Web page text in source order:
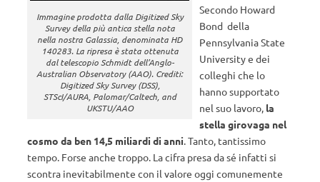
Immagine prodotta dalla Digitized Sky
Survey della più antica stella nota
nella nostra Galassia, denominata HD
140283. La ripresa è stata ottenuta
dal telescopio Schmidt dell’Anglo-
Australian Observatory (AAO). Crediti:
Digitized Sky Survey (DSS),
STScI/AURA, Palomar/Caltech, and
UKSTU/AAO
Secondo Howard
Bond della
Pennsylvania State
University e dei
colleghi che lo
hanno supportato
nel suo lavoro, la
stella girovaga nel
cosmo da ben 14,5 miliardi di anni. Tanto, tantissimo
tempo. Forse anche troppo. La cifra presa da sé infatti si
scontra inevitabilmente con il valore oggi comunemente